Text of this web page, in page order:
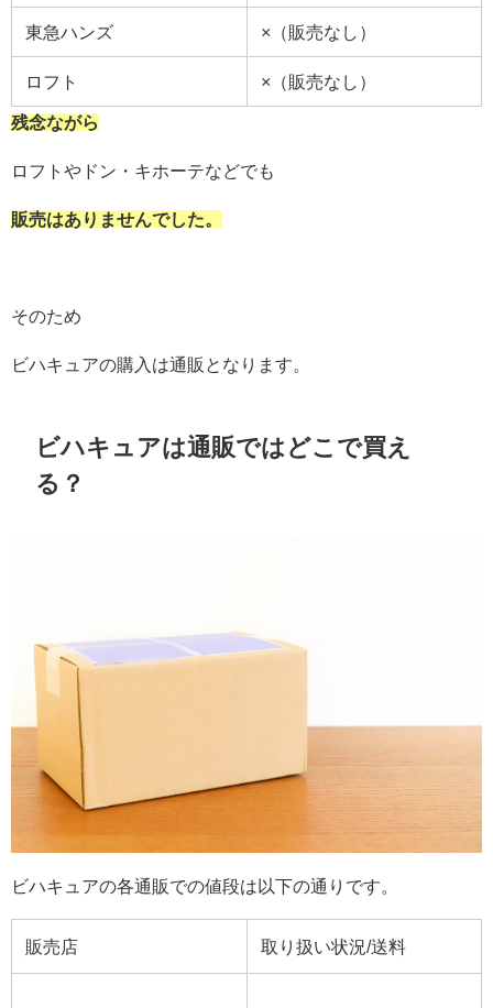
東急ハンズ ×（販売なし）
ロフト ×（販売なし）
残念ながら
ロフトやドン・キホーテなどでも
販売はありませんでした。
そのため
ビハキュアの購入は通販となります。
ビハキュアは通販ではどこで買え
る？
ビハキュアの各通販での値段は以下の通りです。
販売店 取り扱い状況/送料